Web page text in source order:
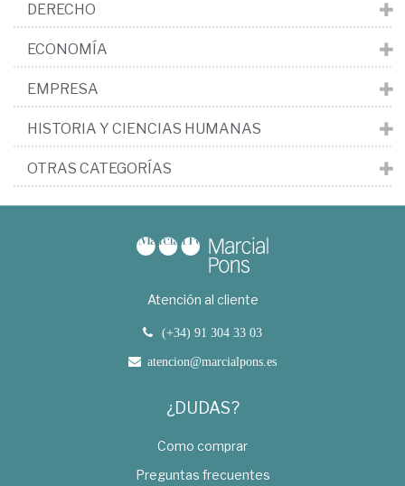
DERECHO
ECONOMÍA
EMPRESA
HISTORIA Y CIENCIAS HUMANAS
OTRAS CATEGORÍAS
Atención al cliente
(+34) 91 304 33 03
atencion@marcialpons.es
¿DUDAS?
Como comprar
Preguntas frecuentes